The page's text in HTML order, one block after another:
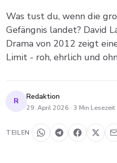
Was tust du, wenn die
Gefängnis landet? David
Drama von 2012 zeigt
Limit - roh, ehrlich und
R Redaktion
29. April 2026 · 3 Min Lesezeit
TEILEN